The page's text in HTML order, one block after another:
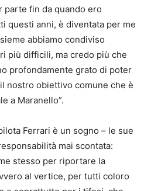
parte fin da quando ero
questi anni, è diventata per me
abbiamo condiviso
più difficili, ma credo più che
profondamente grato di poter
nostro obiettivo comune che è
a Maranello”.
Ferrari è un sogno – le sue
mai scontata:
stesso per riportare la
al vertice, per tutti coloro